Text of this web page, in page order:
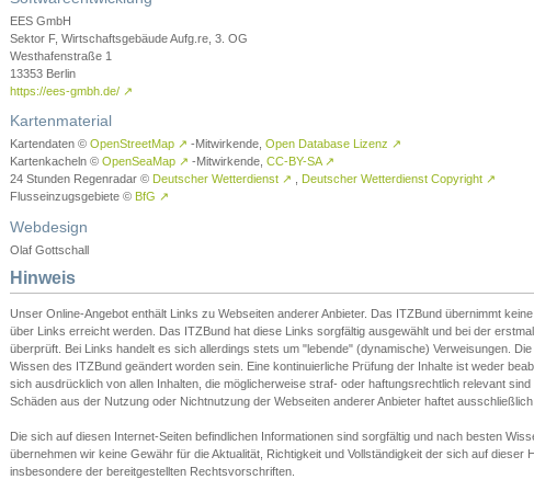
EES GmbH
Sektor F, Wirtschaftsgebäude Aufg.re, 3. OG
Westhafenstraße 1
13353 Berlin
https://ees-gmbh.de/ ↗
Kartenmaterial
Kartendaten © OpenStreetMap ↗ -Mitwirkende, Open Database Lizenz ↗
Kartenkacheln © OpenSeaMap ↗ -Mitwirkende, CC-BY-SA ↗
24 Stunden Regenradar © Deutscher Wetterdienst ↗ Deutscher Wetterdienst Copyright ↗
Flusseinzugsgebiete © BfG ↗
Webdesign
Olaf Gottschall
Hinweis
Unser Online-Angebot enthält Links zu Webseiten anderer Anbieter. Das ITZBund übernimmt
über Links erreicht werden. Das ITZBund hat diese Links sorgfältig ausgewählt und bei der
überprüft. Bei Links handelt es sich allerdings stets um "lebende" (dynamische) Verweisungen.
Wissen des ITZBund geändert worden sein. Eine kontinuierliche Prüfung der Inhalte ist weder
sich ausdrücklich von allen Inhalten, die möglicherweise straf- oder haftungsrechtlich relevant
Schäden aus der Nutzung oder Nichtnutzung der Webseiten anderer Anbieter haftet
Die sich auf diesen Internet-Seiten befindlichen Informationen sind sorgfältig und nach besten
übernehmen wir keine Gewähr für die Aktualität, Richtigkeit und Vollständigkeit der sich auf dieser
insbesondere der bereitgestellten Rechtsvorschriften.